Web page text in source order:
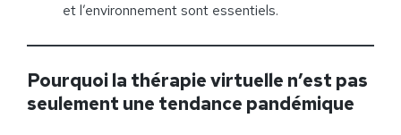
et l’environnement sont essentiels.
Pourquoi la thérapie virtuelle n’est pas
seulement une tendance pandémique